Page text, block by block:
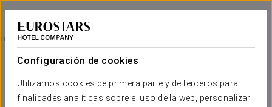
Configuración de cookies
Utilizamos cookies de primera parte y de terceros para
finalidades analíticas sobre el uso de la web, personalizar
Exe Suites 33
MADRID
Habitaciones
Habitaciones
El confort y descanso que necesitas